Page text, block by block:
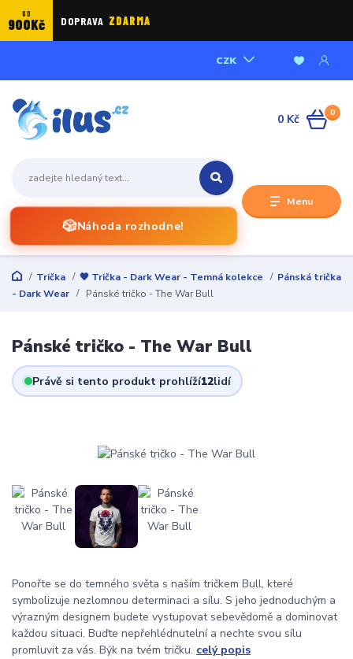
OD
900Kč DOPRAVA ZDARMA
Menu
CZK
🎲Náhoda rozhodne!
0
0 Kč
Trička 🖤 Trička - Dark Wear - Temná kolekce
Pánská trička
- Dark Wear
Pánské tričko - The War Bull
Pánské tričko - The War Bull
Právě si tento produkt prohlíží12lidí
Ponořte se do temného světa s naším tričkem Bull, které
symbolizuje nezlomnou determinaci a sílu. S jeho jednoduchým a
výrazným designem budete vystupovat sebevědomě a dominovat
každou situaci. Buďte nepřehlédnutelní a nechte svou sílu
promluvit za vás. Býk na tvém tričku. celý popis